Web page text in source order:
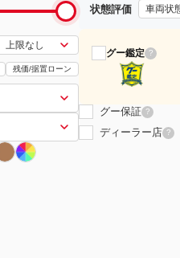
残価/据置ローン
状態評価 車両状
グー鑑定 ?
グー保証 ?
ディーラー店 ?